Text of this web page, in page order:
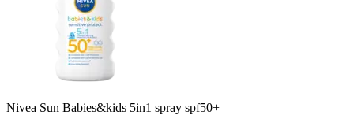
Nivea Sun Babies&kids 5in1 spray spf50+